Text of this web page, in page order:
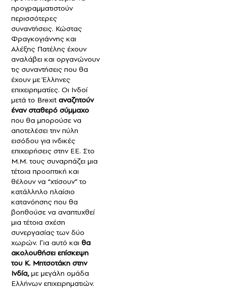
προγραμματιστούν
περισσότερες
συναντήσεις. Κώστας
Φραγκογιάννης και
Αλέξης Πατέλης έχουν
αναλάβει και οργανώνουν
τις συναντήσεις που θα
έχουν με Έλληνες
επιχειρηματίες. Οι Ινδοί
μετά το Brexit αναζητούν
έναν σταθερό σύμμαχο
που θα μπορούσε να
αποτελέσει την πύλη
εισόδου για ινδικές
επιχειρήσεις στην ΕΕ. Στο
Μ.Μ. τους συναρπάζει μια
τέτοια προοπτική και
θέλουν να “χτίσουν” το
κατάλληλο πλαίσιο
κατανόησης που θα
βοηθούσε να αναπτυχθεί
μια τέτοια σχέση
συνεργασίας των δύο
χωρών. Για αυτό και θα
ακολουθήσει επίσκεψη
του Κ. Μητσοτάκη στην
Ινδία,με μεγάλη ομάδα
Ελλήνων επιχειρηματιών.